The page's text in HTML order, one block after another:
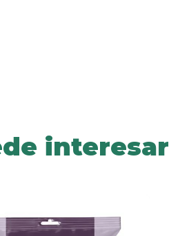
interesar